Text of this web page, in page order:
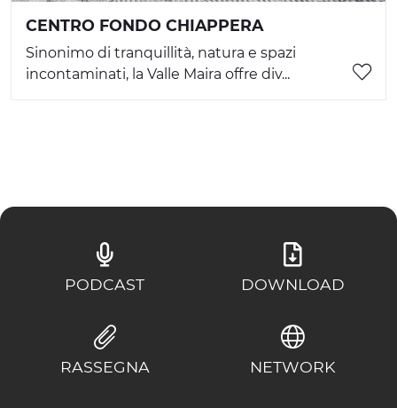
CENTRO FONDO CHIAPPERA
Sinonimo di tranquillità, natura e spazi
incontaminati, la Valle Maira offre div...
PODCAST DOWNLOAD
RASSEGNA NETWORK